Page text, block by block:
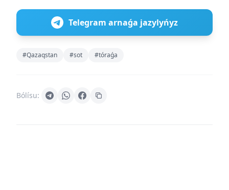
Telegram arnaǵa jazylyńyz
#Qazaqstan #sot #tóraǵa
Bólísu: